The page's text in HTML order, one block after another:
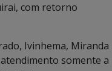
com retorno
Ivinhema, Miranda
somente a